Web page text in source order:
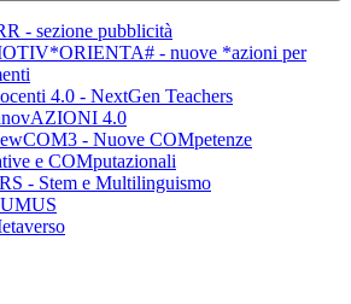
- sezione pubblicità
- nuove *azioni per
4.0 - NextGen Teachers
4.0
- Nuove COMpetenze
e COMputazionali
- Stem e Multilinguismo